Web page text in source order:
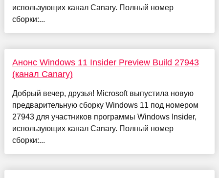
использующих канал Canary. Полный номер
сборки:...
Анонс Windows 11 Insider Preview Build 27943
(канал Canary)
Добрый вечер, друзья! Microsoft выпустила новую
предварительную сборку Windows 11 под номером
27943 для участников программы Windows Insider,
использующих канал Canary. Полный номер
сборки:...